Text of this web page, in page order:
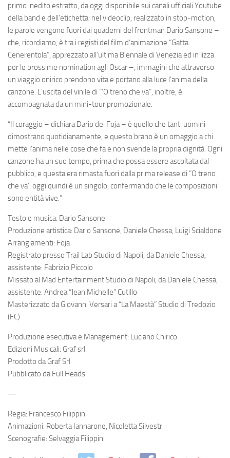
primo inedito estratto, da oggi disponibile sui canali ufficiali Youtube
della band e dell’etichetta: nel videoclip, realizzato in stop-motion,
le parole vengono fuori dai quaderni del frontman Dario Sansone –
che, ricordiamo, è tra i registi del film d’animazione “Gatta
Cenerentola”, apprezzato all’ultima Biennale di Venezia ed in lizza
per le prossime nomination agli Oscar –, immagini che attraverso
un viaggio onirico prendono vita e portano alla luce l’anima della
canzone. L’uscita del vinile di “‘O treno che va”, inoltre, è
accompagnata da un mini-tour promozionale.
“Il coraggio – dichiara Dario dei Foja – è quello che tanti uomini
dimostrano quotidianamente, e questo brano è un omaggio a chi
mette l’anima nelle cose che fa e non svende la propria dignità. Ogni
canzone ha un suo tempo, prima che possa essere ascoltata dal
pubblico, e questa era rimasta fuori dalla prima release di ”O treno
che va’: oggi quindi è un singolo, confermando che le composizioni
sono entità vive.”
Testo e musica: Dario Sansone
Produzione artistica: Dario Sansone, Daniele Chessa, Luigi Scialdone
Arrangiamenti: Foja
Registrato presso Trail Lab Studio di Napoli, da Daniele Chessa,
assistente: Fabrizio Piccolo
Missato al Mad Entertainment Studio di Napoli, da Daniele Chessa,
assistente: Andrea “Jean Michelle” Cutillo
Masterizzato da Giovanni Versari a “La Maestà” Studio di Tredozio
(FC)
Produzione esecutiva e Management: Luciano Chirico
Edizioni Musicali: Graf srl
Prodotto da Graf Srl
Pubblicato da Full Heads
—
Regia: Francesco Filippini
Animazioni: Roberta Iannarone, Nicoletta Silvestri
Scenografie: Selvaggia Filippini